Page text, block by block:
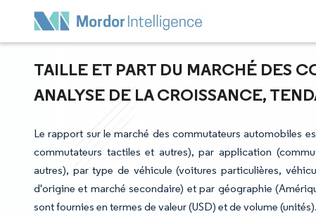
TAILLE ET PART DU MARCHÉ DES
ANALYSE DE LA CROISSANCE,
Le rapport sur le marché des commutateurs automobiles
commutateurs tactiles et autres), par application
autres), par type de véhicule (voitures particulières,
d'origine et marché secondaire) et par géographie
sont fournies en termes de valeur (USD) et de volume (unités).